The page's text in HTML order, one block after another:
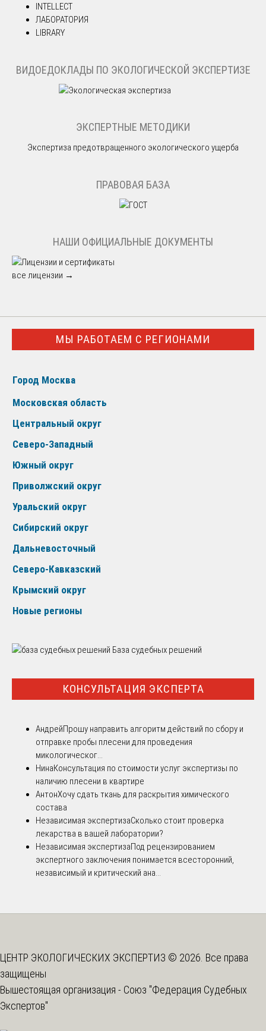
INTELLECT
ЛАБОРАТОРИЯ
LIBRARY
ВИДОЕДОКЛАДЫ ПО ЭКОЛОГИЧЕСКОЙ ЭКСПЕРТИЗЕ
ЭКСПЕРТНЫЕ МЕТОДИКИ
Экспертиза предотвращенного экологического ущерба
ПРАВОВАЯ БАЗА
НАШИ ОФИЦИАЛЬНЫЕ ДОКУМЕНТЫ
все лицензии →
МЫ РАБОТАЕМ С РЕГИОНАМИ
Город Москва
Московская область
Центральный округ
Северо-Западный
Южный округ
Приволжский округ
Уральский округ
Сибирский округ
Дальневосточный
Северо-Кавказский
Крымский округ
Новые регионы
База судебных решений
КОНСУЛЬТАЦИЯ ЭКСПЕРТА
АндрейПрошу направить алгоритм действий по сбору и
отправке пробы плесени для проведения
микологическог...
НинаКонсультация по стоимости услуг экспертизы по
наличию плесени в квартире
АнтонХочу сдать ткань для раскрытия химического
состава
Независимая экспертизаСколько стоит проверка
лекарства в вашей лаборатории?
Независимая экспертизаПод рецензированием
экспертного заключения понимается всесторонний,
независимый и критический ана...
ЦЕНТР ЭКОЛОГИЧЕСКИХ ЭКСПЕРТИЗ © 2026. Все права
защищены
Вышестоящая организация - Союз "Федерация Судебных
Экспертов"